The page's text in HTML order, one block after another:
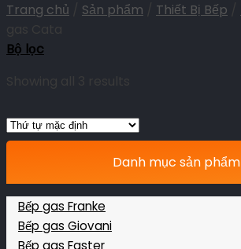
Trang chủ Sản phẩm Thiết Bị Bếp
gas Cata
Bộ lọc
Showing all 3 results
Danh mục sản phẩm
Bếp gas Franke
Bếp gas Giovani
Bếp gas Faster